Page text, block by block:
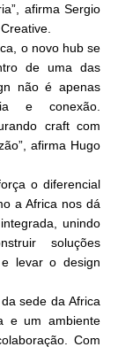
afirma Sergio
o novo hub se
de uma das
não é apenas
e conexão.
craft com
afirma Hugo
o diferencial
a Africa nos dá
unindo
soluções
levar o design
sede da Africa
e um ambiente
Com